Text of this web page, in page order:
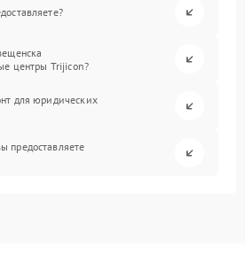
центры Trijicon?
для юридических
предоставляете